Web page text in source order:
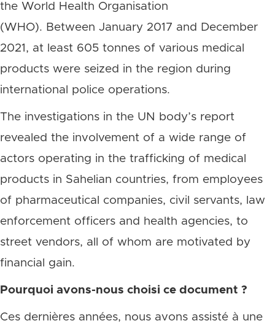
the World Health Organisation
(WHO). Between January 2017 and December
2021, at least 605 tonnes of various medical
products were seized in the region during
international police operations.
The investigations in the UN body’s report
revealed the involvement of a wide range of
actors operating in the trafficking of medical
products in Sahelian countries, from employees
of pharmaceutical companies, civil servants, law
enforcement officers and health agencies, to
street vendors, all of whom are motivated by
financial gain.
Pourquoi avons-nous choisi ce document ?
Ces dernières années, nous avons assisté à une